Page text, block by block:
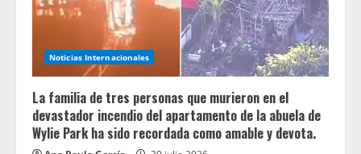
Noticias Internacionales
La familia de tres personas que murieron en el
devastador incendio del apartamento de la abuela de
Wylie Park ha sido recordada como amable y devota.